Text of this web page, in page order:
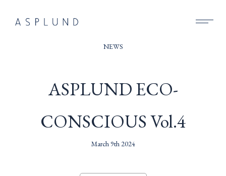
BUSINESS
COMPANY
RECRUIT
NEWS
NEWS
ASPLUND ECO-
CONSCIOUS Vol.4
March 9th 2024